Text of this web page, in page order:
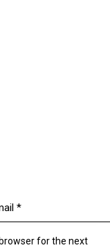
for the next